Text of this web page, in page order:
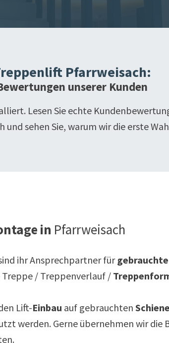
Pfarrweisach:
unserer Kunden
Lesen Sie echte
und sehen Sie, warum wir die erste
in Pfarrweisach
ihr Ansprechpartner für
Treppe / Treppenverlauf /
Lift-Einbau auf gebrauchten
werden. Gerne übernehmen wir die